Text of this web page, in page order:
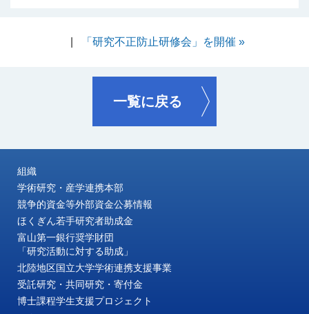
「研究不正防止研修会」を開催 »
一覧に戻る
組織
学術研究・産学連携本部
競争的資金等外部資金公募情報
ほくぎん若手研究者助成金
富山第一銀行奨学財団
「研究活動に対する助成」
北陸地区国立大学学術連携支援事業
受託研究・共同研究・寄付金
博士課程学生支援プロジェクト